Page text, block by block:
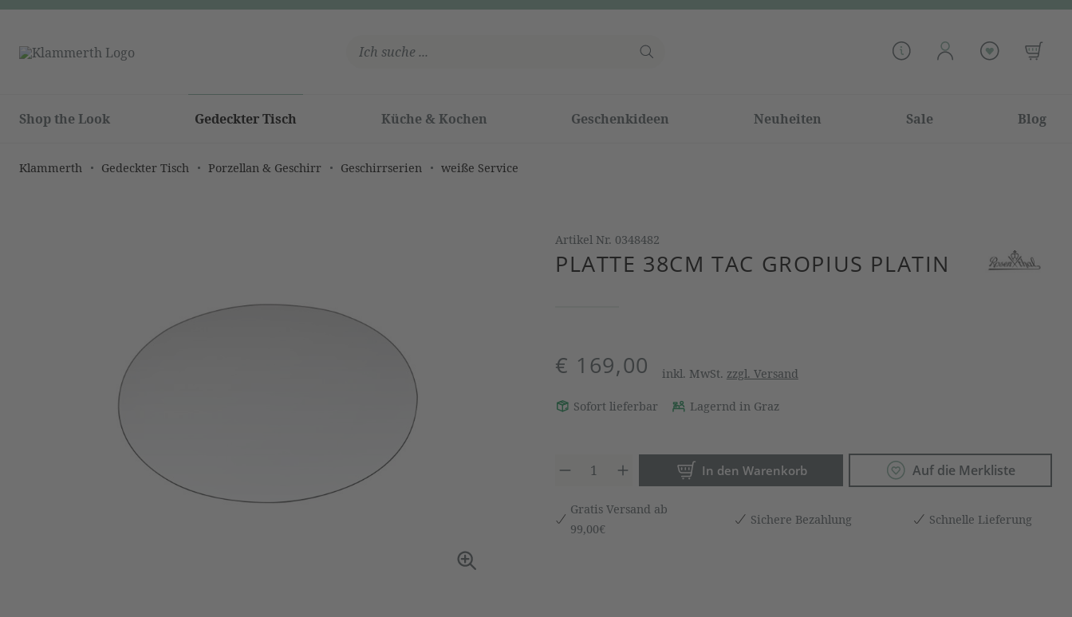
Shop the Look Gedeckter Tisch Küche & Kochen Geschenkideen Neuheiten Sale Blog
Klammerth Gedeckter Tisch Porzellan & Geschirr Geschirrserien weiße Service
Artikel Nr. 0348482
PLATTE 38CM TAC GROPIUS PLATIN
€ 169,00 inkl. MwSt. zzgl. Versand
Sofort lieferbar Lagernd in Graz
Produkt Anzahl: Gib den gewünschten Wert
In den Warenkorb Auf die Merkliste
Gratis Versand ab
99,00€
Sichere Bezahlung Schnelle Lieferung